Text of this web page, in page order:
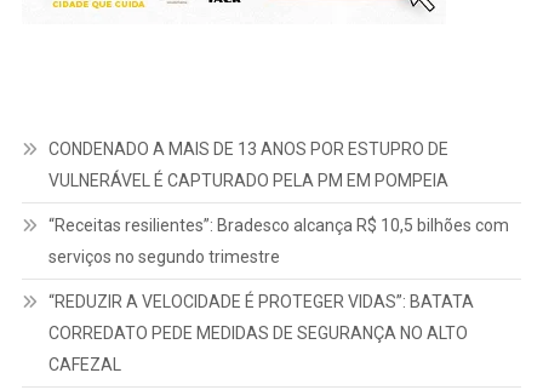
CONDENADO A MAIS DE 13 ANOS POR ESTUPRO DE
VULNERÁVEL É CAPTURADO PELA PM EM POMPEIA
“Receitas resilientes”: Bradesco alcança R$ 10,5 bilhões com
serviços no segundo trimestre
“REDUZIR A VELOCIDADE É PROTEGER VIDAS”: BATATA
CORREDATO PEDE MEDIDAS DE SEGURANÇA NO ALTO
CAFEZAL